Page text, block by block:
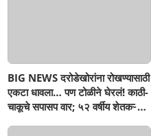
BIG NEWS दरोडेखोरांना रोखण्यासाठी
एकटा धावला… पण टोळीने घेरलं! काठी-
चाकूचे सपासप वार; ५२ वर्षीय शेतकऱ्याचा